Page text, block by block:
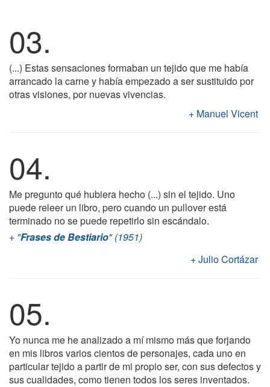
03.
(...) Estas sensaciones formaban un tejido que me había
arrancado la carne y había empezado a ser sustituido por
otras visiones, por nuevas vivencias.
Manuel Vicent
04.
Me pregunto qué hubiera hecho (...) sin el tejido. Uno
puede releer un libro, pero cuando un pullover está
terminado no se puede repetirlo sin escándalo.
"Frases de Bestiario" (1951)
Julio Cortázar
05.
Yo nunca me he analizado a mí mismo más que forjando
en mis libros varios cientos de personajes, cada uno en
particular tejido a partir de mi propio ser, con sus defectos y
sus cualidades, como tienen todos los seres inventados.